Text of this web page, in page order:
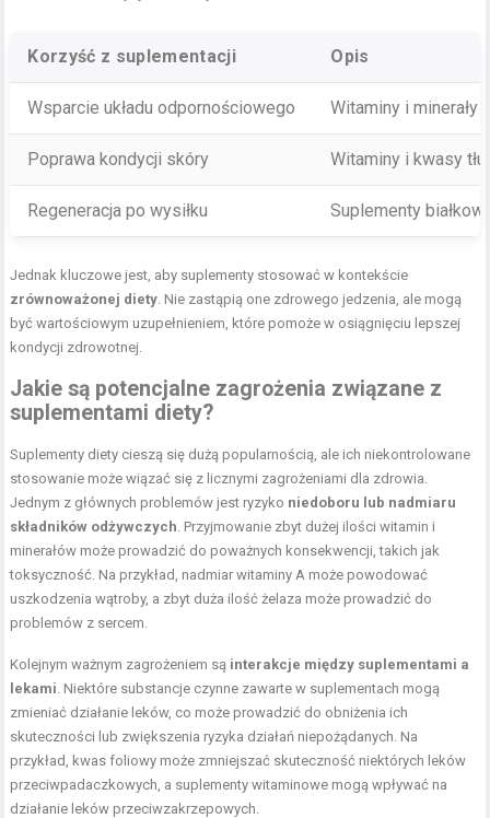
Korzyść z suplementacji Opis
Wsparcie układu odpornościowego Witaminy i minerały
Poprawa kondycji skóry Witaminy i kwasy
Regeneracja po wysiłku Suplementy
Jednak kluczowe jest, aby suplementy stosować w kontekście
zrównoważonej diety . Nie zastąpią one zdrowego jedzenia, ale mogą
być wartościowym uzupełnieniem, które pomoże w osiągnięciu lepszej
kondycji zdrowotnej.
Jakie są potencjalne zagrożenia związane z
suplementami diety?
Suplementy diety cieszą się dużą popularnością, ale ich niekontrolowane
stosowanie może wiązać się z licznymi zagrożeniami dla zdrowia.
Jednym z głównych problemów jest ryzyko niedoboru lub nadmiaru
składników odżywczych . Przyjmowanie zbyt dużej ilości witamin i
minerałów może prowadzić do poważnych konsekwencji, takich jak
toksyczność. Na przykład, nadmiar witaminy A może powodować
uszkodzenia wątroby, a zbyt duża ilość żelaza może prowadzić do
problemów z sercem.
Kolejnym ważnym zagrożeniem są interakcje między suplementami a
lekami . Niektóre substancje czynne zawarte w suplementach mogą
zmieniać działanie leków, co może prowadzić do obniżenia ich
skuteczności lub zwiększenia ryzyka działań niepożądanych. Na
przykład, kwas foliowy może zmniejszać skuteczność niektórych leków
przeciwpadaczkowych, a suplementy witaminowe mogą wpływać na
działanie leków przeciwzakrzepowych.